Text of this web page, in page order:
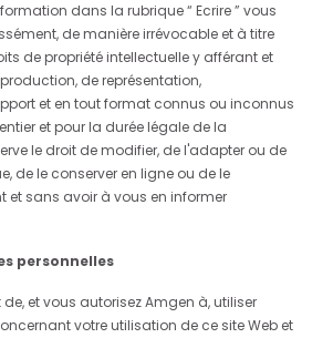
dans la rubrique “ Ecrire ” vous
de manière irrévocable et à titre
de propriété intellectuelle y afférant et
de représentation,
et en tout format connus ou inconnus
et pour la durée légale de la
le droit de modifier, de l'adapter ou de
de le conserver en ligne ou de le
et sans avoir à vous en informer
personnelles
et vous autorisez Amgen à, utiliser
votre utilisation de ce site Web et